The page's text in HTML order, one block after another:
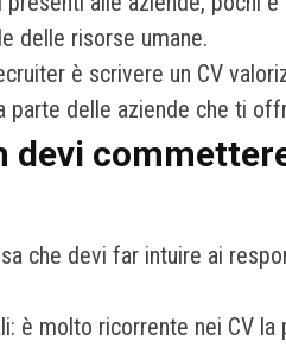
delle risorse umane.
è scrivere un CV
parte delle aziende che ti
devi
che devi far intuire ai
è molto ricorrente nei CV